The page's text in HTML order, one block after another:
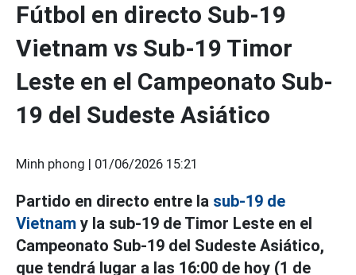
Fútbol en directo Sub-19
Vietnam vs Sub-19 Timor
Leste en el Campeonato Sub-
19 del Sudeste Asiático
Minh phong | 01/06/2026 15:21
Partido en directo entre la sub-19 de
Vietnam y la sub-19 de Timor Leste en el
Campeonato Sub-19 del Sudeste Asiático,
que tendrá lugar a las 16:00 de hoy (1 de